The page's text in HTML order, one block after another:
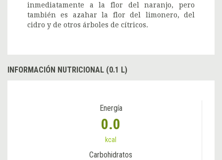
inmediatamente a la flor del naranjo, pero
también es azahar la flor del limonero, del
cidro y de otros árboles de cítricos.
INFORMACIÓN NUTRICIONAL (0.1 L)
Energía
0.0
kcal
Carbohidratos